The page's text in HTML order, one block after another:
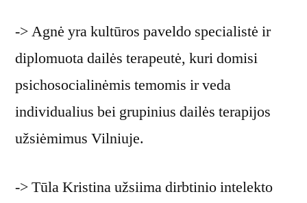
-> Agnė yra kultūros paveldo specialistė ir
diplomuota dailės terapeutė, kuri domisi
psichosocialinėmis temomis ir veda
individualius bei grupinius dailės terapijos
užsiėmimus Vilniuje.
-> Tūla Kristina užsiima dirbtinio intelekto